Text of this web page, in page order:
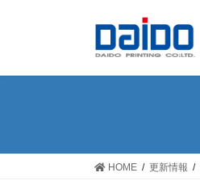
HOME 更新情報